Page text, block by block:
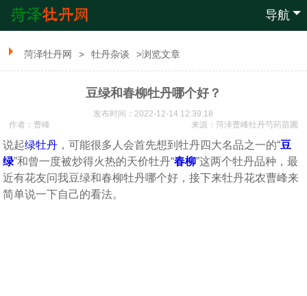
导航
菏泽牡丹网 > 牡丹杂谈 >浏览文章
豆绿和春柳牡丹哪个好？
发布时间：2022-12-14 12:39:18
来源： 菏泽曹峰牡丹芍药苗圃
作者：曹峰
说起绿牡丹 ，可能很多人会首先想到牡丹四大名品之一的“豆
绿”和曾一度被炒得火热的天价牡丹“春柳”这两个牡丹品种，最
近有花友问我豆绿和春柳牡丹哪个好，接下来牡丹花农曹峰来
简单说一下自己的看法。